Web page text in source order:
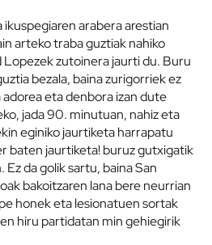
arabera arestian
arteko traba guztiak nahiko
Lopezek zutoinera jaurti du. Buru
bezala, baina zurigorriek ez
eta denbora izan dute
jada 90. minutuan, nahiz eta
eginiko jaurtiketa harrapatu
baten jaurtiketa! buruz gutxigatik
da golik sartu, baina San
bakoitzaren lana bere neurrian
honek eta lesionatuen sortak
hiru partidatan min gehiegirik